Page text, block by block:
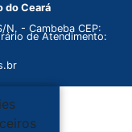
do Ceará
N. - Cambeba CEP:
de Atendimento: